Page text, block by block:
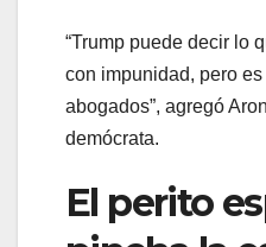
“Trump puede decir lo
con impunidad, pero
abogados”, agregó
demócrata.
El perito